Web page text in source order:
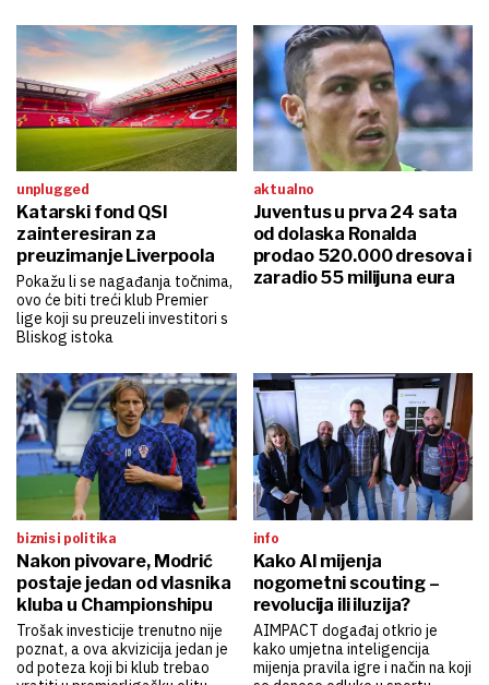
unplugged
Katarski fond QSI
zainteresiran za
preuzimanje Liverpoola
Pokažu li se nagađanja točnima,
ovo će biti treći klub Premier
lige koji su preuzeli investitori s
Bliskog istoka
aktualno
Juventus u prva 24 sata
od dolaska Ronalda
prodao 520.000 dresova i
zaradio 55 milijuna eura
biznis i politika
Nakon pivovare, Modrić
postaje jedan od vlasnika
kluba u Championshipu
Trošak investicije trenutno nije
poznat, a ova akvizicija jedan je
od poteza koji bi klub trebao
info
Kako AI mijenja
nogometni scouting –
revolucija ili iluzija?
AIMPACT događaj otkrio je
kako umjetna inteligencija
mijenja pravila igre i način na koji